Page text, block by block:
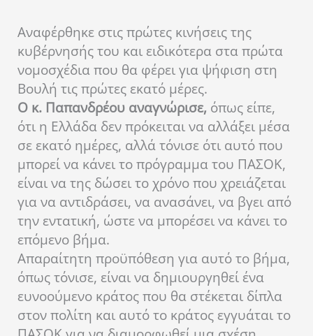
Αναφέρθηκε στις πρώτες κινήσεις της
κυβέρνησής του και ειδικότερα στα πρώτα
νομοσχέδια που θα φέρει για ψήφιση στη
Βουλή τις πρώτες εκατό μέρες.
Ο κ. Παπανδρέου αναγνώρισε, όπως είπε,
ότι η Ελλάδα δεν πρόκειται να αλλάξει μέσα
σε εκατό ημέρες, αλλά τόνισε ότι αυτό που
μπορεί να κάνει το πρόγραμμα του ΠΑΣΟΚ,
είναι να της δώσει το χρόνο που χρειάζεται
για να αντιδράσει, να ανασάνει, να βγει από
την εντατική, ώστε να μπορέσει να κάνει το
επόμενο βήμα.
Απαραίτητη προϋπόθεση για αυτό το βήμα,
όπως τόνισε, είναι να δημιουργηθεί ένα
ευνοούμενο κράτος που θα στέκεται δίπλα
στον πολίτη και αυτό το κράτος εγγυάται το